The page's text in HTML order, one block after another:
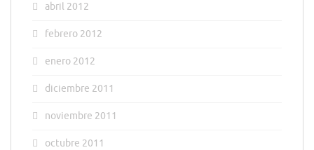
abril 2012
febrero 2012
enero 2012
diciembre 2011
noviembre 2011
octubre 2011